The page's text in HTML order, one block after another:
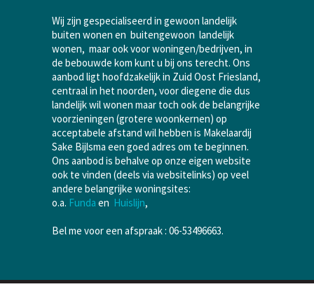
Wij zijn gespecialiseerd in gewoon landelijk
buiten wonen en buitengewoon landelijk
wonen, maar ook voor woningen/bedrijven, in
de bebouwde kom kunt u bij ons terecht. Ons
aanbod ligt hoofdzakelijk in Zuid Oost Friesland,
centraal in het noorden, voor diegene die dus
landelijk wil wonen maar toch ook de belangrijke
voorzieningen (grotere woonkernen) op
acceptabele afstand wil hebben is Makelaardij
Sake Bijlsma een goed adres om te beginnen.
Ons aanbod is behalve op onze eigen website
ook te vinden (deels via websitelinks) op veel
andere belangrijke woningsites:
o.a. Funda en Huislijn,
Bel me voor een afspraak : 06-53496663.